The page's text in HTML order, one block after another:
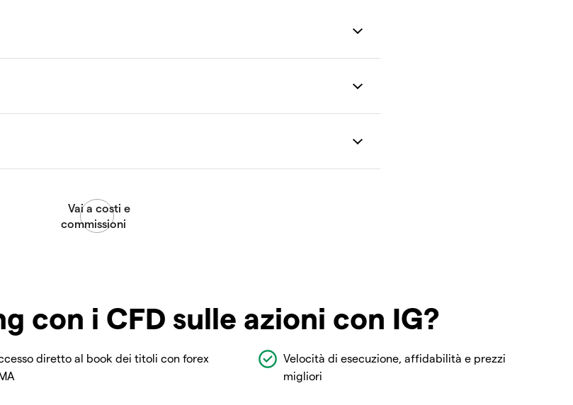
con i CFD sulle azioni con IG?
diretto al book dei titoli con forex
Velocità di esecuzione, affidabilità e prezzi
migliori